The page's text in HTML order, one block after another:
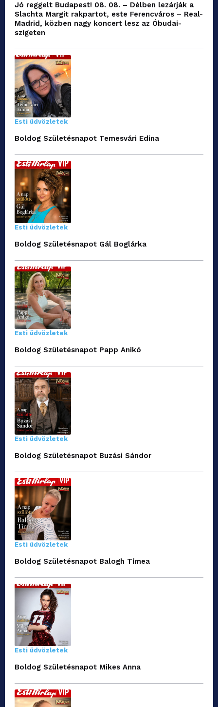
Jó reggelt Budapest! 08. 08. – Délben lezárják a
Slachta Margit rakpartot, este Ferencváros – Real-
Madrid, közben nagy koncert lesz az Óbudai-
szigeten
Esti üdvözletek
Boldog Születésnapot Temesvári Edina
Esti üdvözletek
Boldog Születésnapot Gál Boglárka
Esti üdvözletek
Boldog Születésnapot Papp Anikó
Esti üdvözletek
Boldog Születésnapot Buzási Sándor
Esti üdvözletek
Boldog Születésnapot Balogh Tímea
Esti üdvözletek
Boldog Születésnapot Mikes Anna